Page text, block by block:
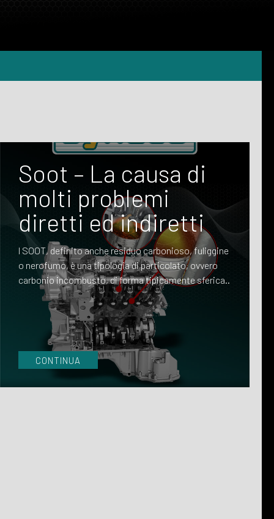
Soot – La causa di
molti problemi
diretti ed indiretti
l SOOT, definito anche residuo carbonioso, fuliggine
o nerofumo, è una tipologia di particolato, ovvero
carbonio incombusto, di forma tipicamente sferica..
CONTINUA